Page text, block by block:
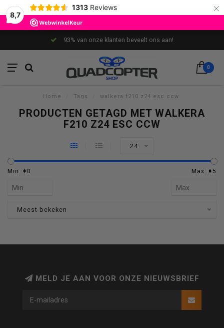
8,7
1313 Reviews ×
93% van onze klanten beveelt ons aan!
0
Home Tags walkera f210 z24 esc ccw
PRODUCTEN GETAGD MET WALKERA
F210 Z24 ESC CCW
24
Min: €0 Max: €5
Meest bekeken
MELD JE AAN VOOR ONZE NIEUWSBRIEF